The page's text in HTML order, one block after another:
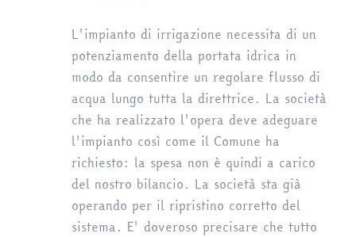
L'impianto di irrigazione necessita di un
potenziamento della portata idrica in
modo da consentire un regolare flusso di
acqua lungo tutta la direttrice. La società
che ha realizzato l'opera deve adeguare
l'impianto così come il Comune ha
richiesto: la spesa non è quindi a carico
del nostro bilancio. La società sta già
operando per il ripristino corretto del
sistema. E' doveroso precisare che tutto